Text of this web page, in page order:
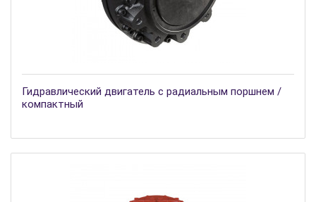
Гидравлический двигатель с радиальным поршнем /
компактный